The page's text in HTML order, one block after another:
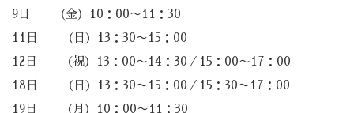
9日 （金）10：00〜11：30
11日 （日）13：30〜15：00
12日 （祝）13：00〜14：30／15：00〜17：00
18日 （日）13：30〜15：00／15：30〜17：00
19日 （月）10：00〜11：30